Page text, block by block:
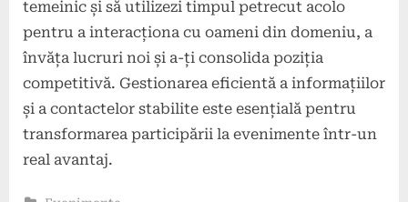
temeinic și să utilizezi timpul petrecut acolo
pentru a interacționa cu oameni din domeniu, a
învăța lucruri noi și a-ți consolida poziția
competitivă. Gestionarea eficientă a informațiilor
și a contactelor stabilite este esențială pentru
transformarea participării la evenimente într-un
real avantaj.